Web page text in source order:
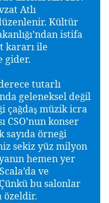
Atlı
Kültür
ğı’ndan istifa
kararı ile
gider.
tutarlı
geleneksel değil
i çağdaş müzik icra
CSO’nun konser
sayıda örneği
sekiz yüz milyon
hemen yer
ve
bu salonlar
özeldir.